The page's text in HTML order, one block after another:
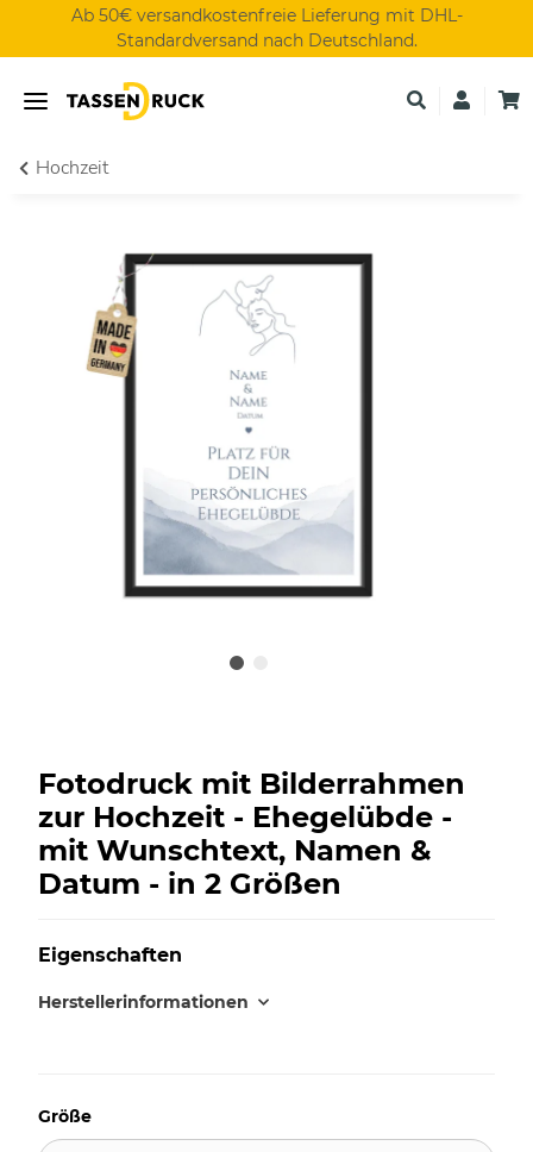
Ab 50€ versandkostenfreie Lieferung mit DHL-
Standardversand nach Deutschland.
Hochzeit
Fotodruck mit Bilderrahmen
zur Hochzeit - Ehegelübde -
mit Wunschtext, Namen &
Datum - in 2 Größen
Eigenschaften
Herstellerinformationen
Größe